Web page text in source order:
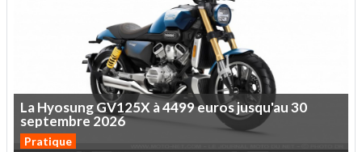
LaHyosungGV125X à4499eurosjusqu'au30
septembre 2026
Pratique